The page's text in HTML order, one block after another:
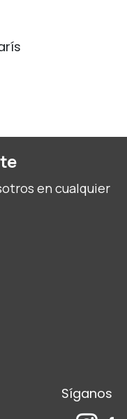
en cualquier
Síganos